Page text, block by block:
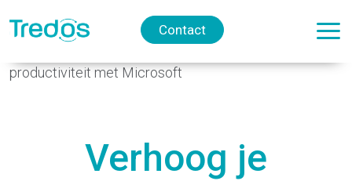
Contact
De actuele berichten van Tredos
productiviteit met Microsoft
Verhoog je